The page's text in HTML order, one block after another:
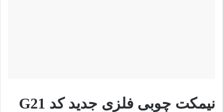
نیمکت چوبی فلزی جدید کد G21